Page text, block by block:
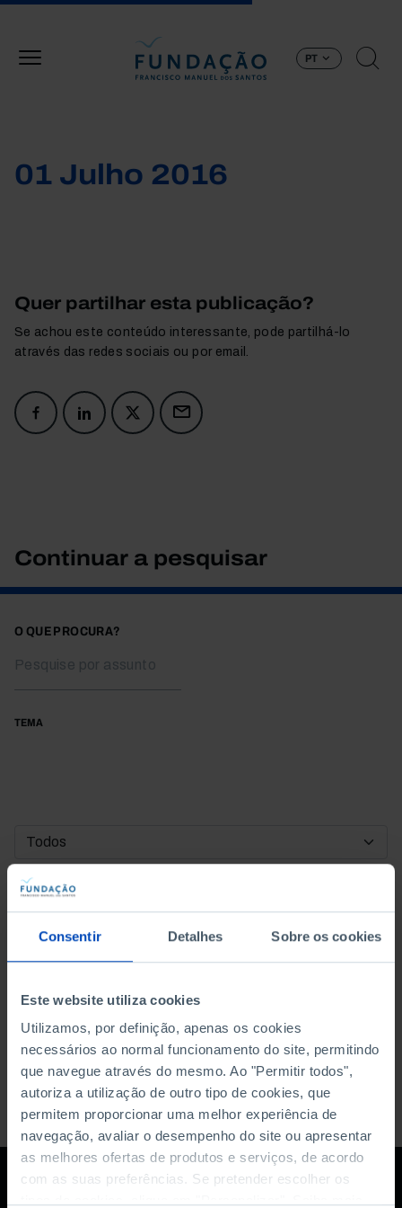
Consentir Detalhes Sobre os cookies
Este website utiliza cookies
Utilizamos, por definição, apenas os cookies
necessários ao normal funcionamento do site, permitindo
que navegue através do mesmo. Ao "Permitir todos",
autoriza a utilização de outro tipo de cookies, que
permitem proporcionar uma melhor experiência de
navegação, avaliar o desempenho do site ou apresentar
as melhores ofertas de produtos e serviços, de acordo
com as suas preferências. Se pretender escolher os
PT
01 Julho 2016
Quer partilhar esta publicação?
Se achou este conteúdo interessante, pode partilhá-lo
através das redes sociais ou por email.
Continuar a pesquisar
O QUE PROCURA?
TEMA
DATA DE INÍCIO
DATA DE FIM